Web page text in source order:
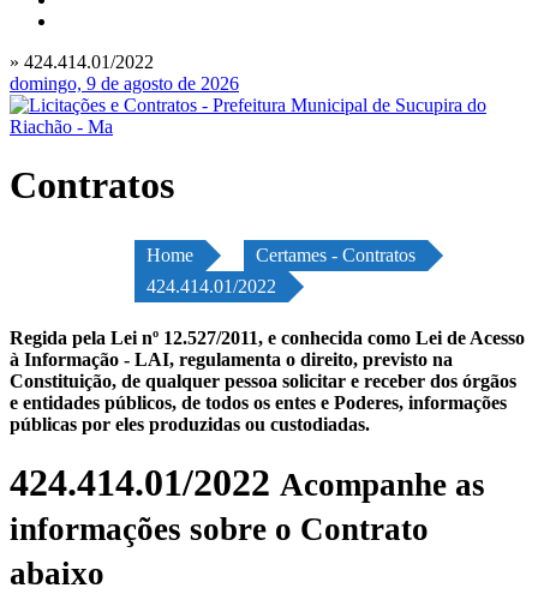
» 424.414.01/2022
domingo, 9 de agosto de 2026
Contratos
Home
Certames - Contratos
424.414.01/2022
Regida pela Lei nº 12.527/2011, e conhecida como Lei de Acesso
à Informação - LAI, regulamenta o direito, previsto na
Constituição, de qualquer pessoa solicitar e receber dos órgãos
e entidades públicos, de todos os entes e Poderes, informações
públicas por eles produzidas ou custodiadas.
424.414.01/2022 Acompanhe as
informações sobre o Contrato
abaixo